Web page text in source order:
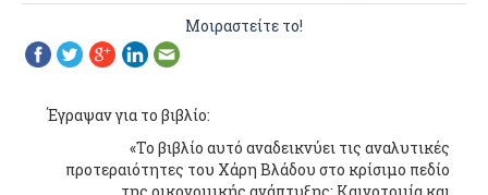
Μοιραστείτε το!
Έγραψαν για το βιβλίο:
«Το βιβλίο αυτό αναδεικνύει τις αναλυτικές
προτεραιότητες του Χάρη Βλάδου στο κρίσιμο πεδίο